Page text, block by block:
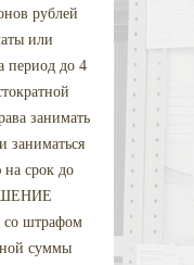
рублей
или
период до 4
занимать
заниматься
на срок до
штрафом
суммы